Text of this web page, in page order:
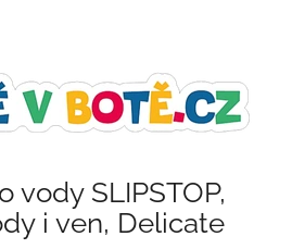
vody SLIPSTOP,
i ven, Delicate